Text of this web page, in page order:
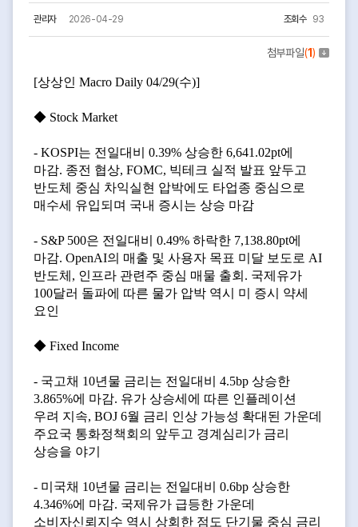
관리자 2026-04-29 조회수 93
첨부파일(1)
[상상인 Macro Daily 04/29(수)]
◆ Stock Market
- KOSPI는 전일대비 0.39% 상승한 6,641.02pt에
마감. 종전 협상, FOMC, 빅테크 실적 발표 앞두고
반도체 중심 차익실현 압박에도 타업종 중심으로
매수세 유입되며 국내 증시는 상승 마감
- S&P 500은 전일대비 0.49% 하락한 7,138.80pt에
마감. OpenAI의 매출 및 사용자 목표 미달 보도로 AI
반도체, 인프라 관련주 중심 매물 출회. 국제유가
100달러 돌파에 따른 물가 압박 역시 미 증시 약세
요인
◆ Fixed Income
- 국고채 10년물 금리는 전일대비 4.5bp 상승한
3.865%에 마감. 유가 상승세에 따른 인플레이션
우려 지속, BOJ 6월 금리 인상 가능성 확대된 가운데
주요국 통화정책회의 앞두고 경계심리가 금리
상승을 야기
- 미국채 10년물 금리는 전일대비 0.6bp 상승한
4.346%에 마감. 국제유가 급등한 가운데
소비자신뢰지수 역시 상회한 점도 단기물 중심 금리